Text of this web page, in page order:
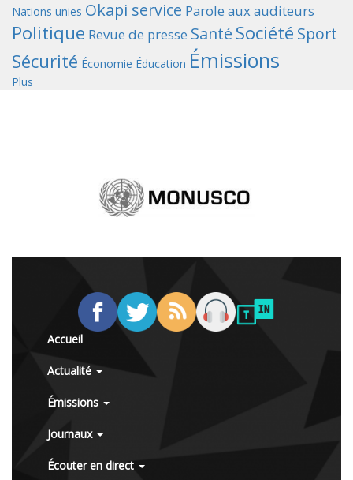
Nations unies Okapi service Parole aux auditeurs
Politique Revue de presse Santé Société Sport
Sécurité Économie Éducation Émissions
Plus
Accueil
Actualité
Émissions
Journaux
Écouter en direct